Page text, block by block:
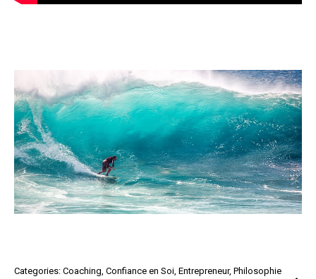
Categories: Coaching, Confiance en Soi, Entrepreneur, Philosophie